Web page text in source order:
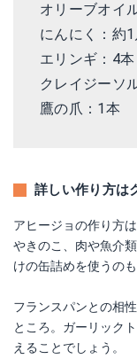
オリーブオイ
にんにく：約
エリンギ：4本
クレイジーソ
鷹の爪：1本
詳しい作り方は
アヒージョの作り方
やきのこ、肉や魚介
けの缶詰めを使うの
フランスパンとの相
ところ。ガーリック
えることでしょう。